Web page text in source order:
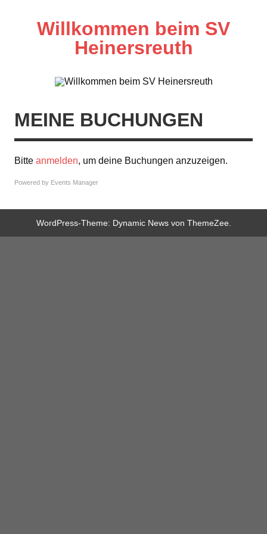
Willkommen beim SV
Heinersreuth
MEINE BUCHUNGEN
Bitte anmelden, um deine Buchungen anzuzeigen.
Powered by Events Manager
WordPress-Theme: Dynamic News von ThemeZee.